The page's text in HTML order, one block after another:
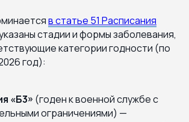
в статье 51 Расписания
стадии и формы заболевания,
категории годности (по
год):
«Б3» (годен к военной службе с
ограничениями) —